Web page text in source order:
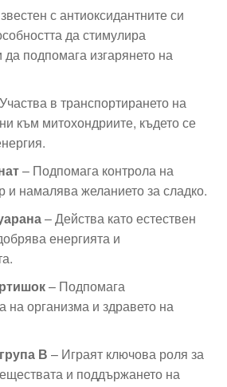
с антиоксидантните си
да стимулира
подпомага изгарянето на
в транспортирането на
към митохондриите, където се
– Подпомага контрола на
и намалява желанието за сладко.
– Действа като естествен
енергията и
– Подпомага
на организма и здравето на
В – Играят ключова роля за
и поддържането на